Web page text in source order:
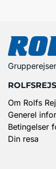
Om Rolfs
Generel
Betingelser
Din resa